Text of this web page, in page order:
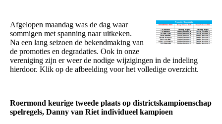
Afgelopen maandag was de dag waar
sommigen met spanning naar uitkeken.
Na een lang seizoen de bekendmaking van
de promoties en degradaties. Ook in onze
vereniging zijn er weer de nodige wijzigingen in de indeling
hierdoor. Klik op de afbeelding voor het volledige overzicht.
Roermond keurige tweede plaats op districtskampioenschap
spelregels, Danny van Riet individueel kampioen